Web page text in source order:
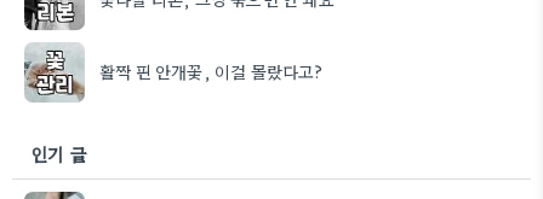
활짝 핀 안개꽃, 이걸 몰랐다고?
인기 글